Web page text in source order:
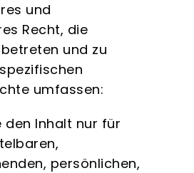
und
Recht, die
und zu
umfassen:
den Inhalt nur für
persönlichen,